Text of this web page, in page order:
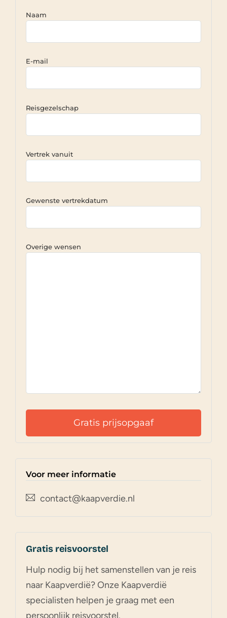
Naam
E-mail
Reisgezelschap
Vertrek vanuit
Gewenste vertrekdatum
Overige wensen
Voor meer informatie
contact@kaapverdie.nl
Gratis reisvoorstel
Hulp nodig bij het samenstellen van je reis
naar Kaapverdië? Onze Kaapverdië
specialisten helpen je graag met een
persoonlijk reisvoorstel.